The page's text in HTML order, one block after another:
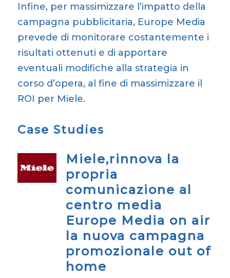
Infine, per massimizzare l’impatto della
campagna pubblicitaria, Europe Media
prevede di monitorare costantemente i
risultati ottenuti e di apportare
eventuali modifiche alla strategia in
corso d’opera, al fine di massimizzare il
ROI per Miele.
Case Studies
Miele,rinnova la
propria
comunicazione al
centro media
Europe Media on air
la nuova campagna
promozionale out of
home